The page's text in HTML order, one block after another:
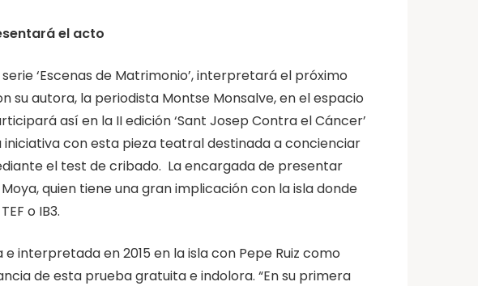
el acto
‘Escenas de Matrimonio’, interpretará el próximo
su autora, la periodista Montse Monsalve, en el espacio
así en la II edición ‘Sant Josep Contra el Cáncer’
con esta pieza teatral destinada a concienciar
el test de cribado. La encargada de presentar
quien tiene una gran implicación con la isla donde
o IB3.
interpretada en 2015 en la isla con Pepe Ruiz como
de esta prueba gratuita e indolora. “En su primera